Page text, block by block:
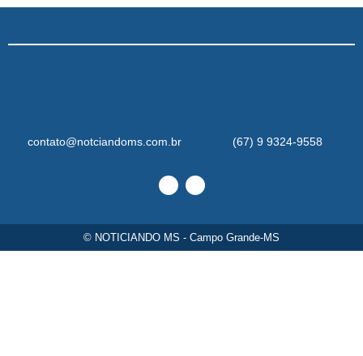
contato@notciandoms.com.br (67) 9 9324-9558
© NOTICIANDO MS - Campo Grande-MS